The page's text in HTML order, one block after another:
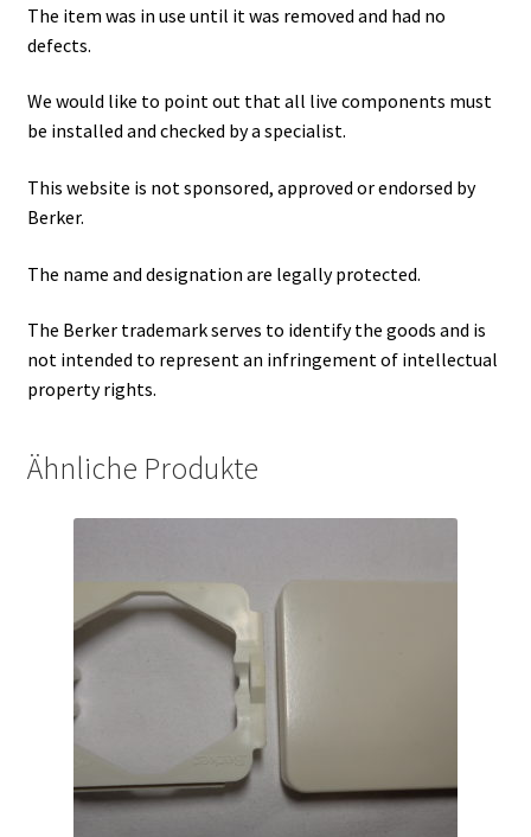
The item was in use until it was removed and had no
defects.
We would like to point out that all live components must
be installed and checked by a specialist.
This website is not sponsored, approved or endorsed by
Berker.
The name and designation are legally protected.
The Berker trademark serves to identify the goods and is
not intended to represent an infringement of intellectual
property rights.
Ähnliche Produkte